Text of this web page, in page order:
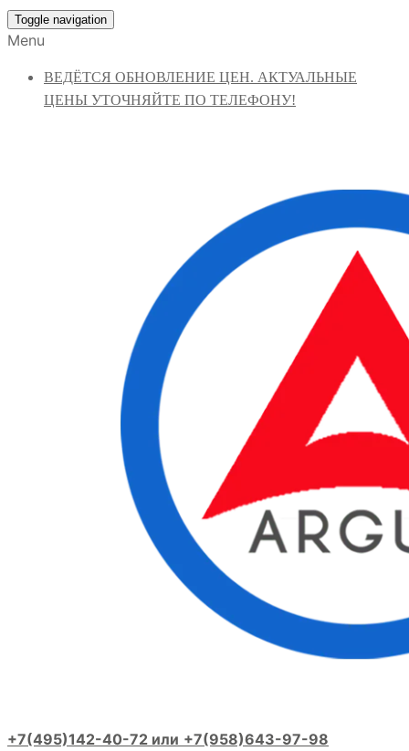
Toggle navigation
Menu
ВЕДЁТСЯ ОБНОВЛЕНИЕ ЦЕН. АКТУАЛЬНЫЕ
ЦЕНЫ УТОЧНЯЙТЕ ПО ТЕЛЕФОНУ!
+7(495)142-40-72 или +7(958)643-97-98